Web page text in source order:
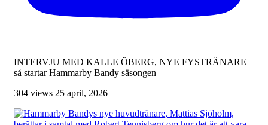
INTERVJU MED KALLE ÖBERG, NYE FYSTRÄNARE –
så startar Hammarby Bandy säsongen
304 views 25 april, 2026